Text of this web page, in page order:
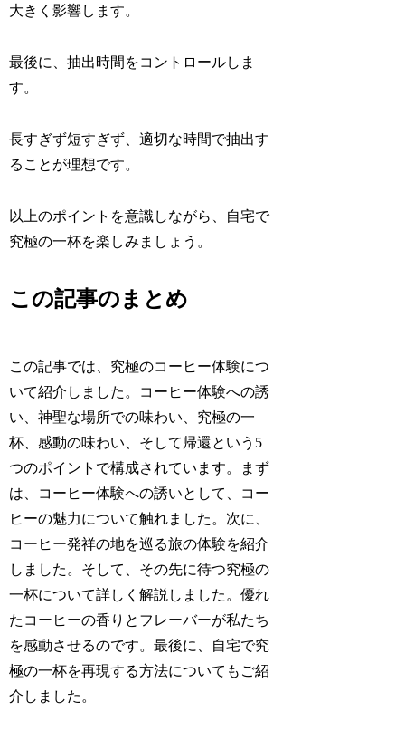
大きく影響します。
最後に、抽出時間をコントロールしま
す。
長すぎず短すぎず、適切な時間で抽出す
ることが理想です。
以上のポイントを意識しながら、自宅で
究極の一杯を楽しみましょう。
この記事のまとめ
この記事では、究極のコーヒー体験につ
いて紹介しました。コーヒー体験への誘
い、神聖な場所での味わい、究極の一
杯、感動の味わい、そして帰還という5
つのポイントで構成されています。まず
は、コーヒー体験への誘いとして、コー
ヒーの魅力について触れました。次に、
コーヒー発祥の地を巡る旅の体験を紹介
しました。そして、その先に待つ究極の
一杯について詳しく解説しました。優れ
たコーヒーの香りとフレーバーが私たち
を感動させるのです。最後に、自宅で究
極の一杯を再現する方法についてもご紹
介しました。